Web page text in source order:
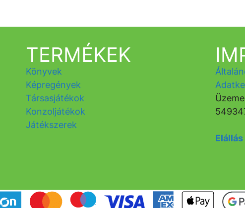
TERMÉKEK
Könyvek
Képregények
Társasjátékok
Konzoljátékok
Játékszerek
Elállás